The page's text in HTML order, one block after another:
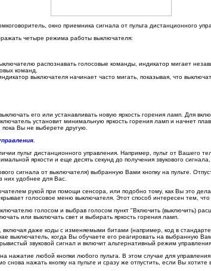
окно приемника сигнала от пульта дистанционного
четыре режима работы выключателя:
распознавать голосовые команды, индикатор мигает
команд.
выключателя начинает часто мигать, показывая, что
его или устанавливать новую яркость горения ламп. Для
установит минимальную яркость горения ламп и начнет
пока Вы не выберете другую.
пульт дистанционного управления. Например, пульт от Вашего
яркости и еще десять секунд до получения звукового
сигнала от выключателя) выбранную Вами кнопку на пульте.
них удобнее для Вас.
рукой при помощи сенсора, или подобно тому, как Вы это
голосовое меню выключателя. Этот способ интересен тем,
голосом и выбрав голосом пункт "Включить (выключить)
или выключать свет и выбирать яркость горения ламп.
даже коды с изменяемыми битами (например, код в
выключатель, когда Вы обучаете его реагировать на выбранную
звуковой сигнал и включит альтернативный режим управления
любой кнопки любого пульта. В этом случае для
нажать кнопку на пульте и сразу же отпустить, если Вы хотите